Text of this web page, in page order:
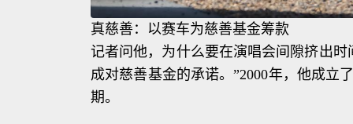
真慈善：以赛车为慈善基金筹款
记者问他，为什么要在演唱会间隙挤出
成对慈善基金的承诺。”2000年，他成立
期。